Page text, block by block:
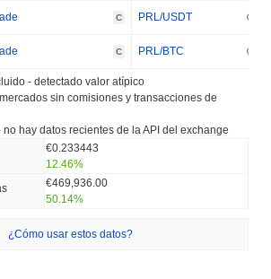
C PRL/USDT
C PRL/BTC
- detectado valor atípico
sin comisiones y transacciones de
hay datos recientes de la API del exchange
€0.233443
12.46%
€469,936.00
50.14%
¿Cómo usar estos datos?